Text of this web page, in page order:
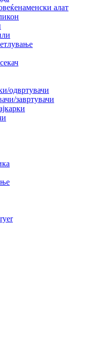
алат
одвртувачи
завртувачи